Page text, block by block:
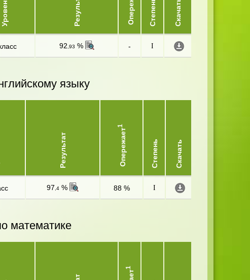
Уровень Результат Степень Скачать
92 ,93 % - I
языку
Результат Опережает
1
Степень Скачать
97 ,4 % 88 % I
математике
1